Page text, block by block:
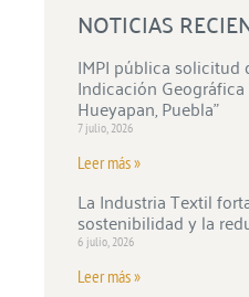
NOTICIAS
IMPI pública solicitud
Indicación
Hueyapan, Puebla”
7 julio, 2026
Leer más »
La Industria Textil
sostenibilidad y la
6 julio, 2026
Leer más »